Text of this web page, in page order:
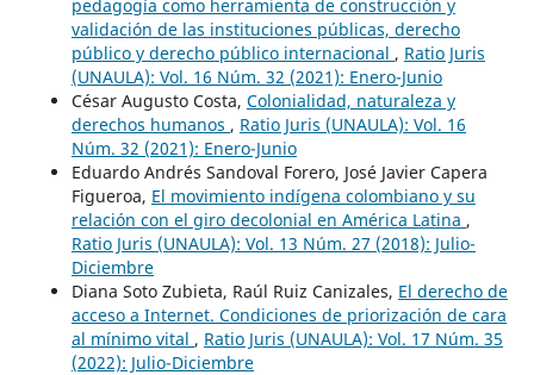
pedagogía como herramienta de construcción y
validación de las instituciones públicas, derecho
público y derecho público internacional , Ratio Juris
(UNAULA): Vol. 16 Núm. 32 (2021): Enero-Junio
César Augusto Costa, Colonialidad, naturaleza y
derechos humanos , Ratio Juris (UNAULA): Vol. 16
Núm. 32 (2021): Enero-Junio
Eduardo Andrés Sandoval Forero, José Javier Capera
Figueroa, El movimiento indígena colombiano y su
relación con el giro decolonial en América Latina ,
Ratio Juris (UNAULA): Vol. 13 Núm. 27 (2018): Julio-
Diciembre
Diana Soto Zubieta, Raúl Ruiz Canizales, El derecho de
acceso a Internet. Condiciones de priorización de cara
al mínimo vital , Ratio Juris (UNAULA): Vol. 17 Núm. 35
(2022): Julio-Diciembre